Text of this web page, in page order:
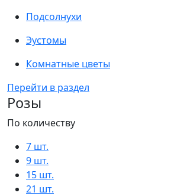
Подсолнухи
Эустомы
Комнатные цветы
Перейти в раздел
Розы
По количеству
7 шт.
9 шт.
15 шт.
21 шт.